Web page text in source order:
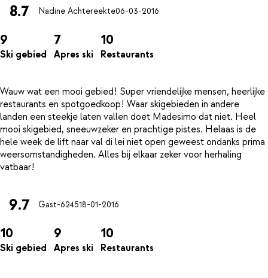
8.7 Nadine Achtereekte06-03-2016
9
Ski gebied
7
Apres ski
10
Restaurants
Wauw wat een mooi gebied! Super vriendelijke mensen, heerlijke
restaurants en spotgoedkoop! Waar skigebieden in andere
landen een steekje laten vallen doet Madesimo dat niet. Heel
mooi skigebied, sneeuwzeker en prachtige pistes. Helaas is de
hele week de lift naar val di lei niet open geweest ondanks prima
weersomstandigheden. Alles bij elkaar zeker voor herhaling
9.7 Gast-624518-01-2016
10
Ski gebied
9
Apres ski
10
Restaurants